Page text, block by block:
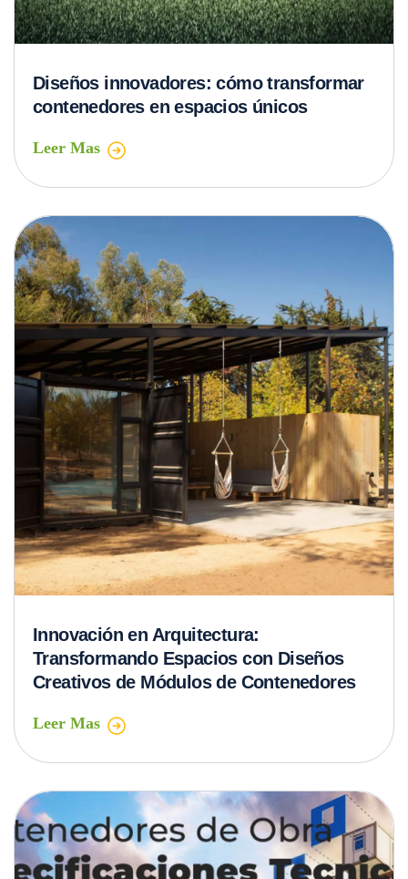
Diseños innovadores: cómo transformar
contenedores en espacios únicos
Leer Mas
Innovación en Arquitectura:
Transformando Espacios con Diseños
Creativos de Módulos de Contenedores
Leer Mas